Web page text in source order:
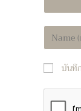
Enter
your
or
comment
บันทึ